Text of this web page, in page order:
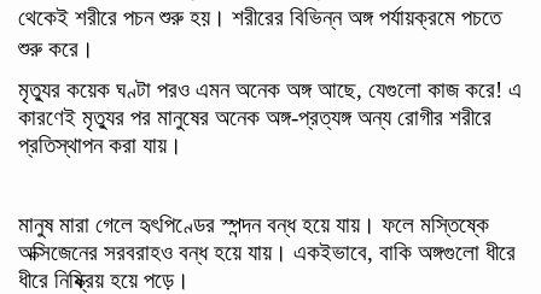
থেকেই শরীরে পচন শুরু হয়। শরীরের বিভিন্ন অঙ্গ পর্যায়ক্রমে পচতে
শুরু করে।
মৃত্যুর কয়েক ঘণ্টা পরও এমন অনেক অঙ্গ আছে, যেগুলো কাজ করে! এ
কারণেই মৃত্যুর পর মানুষের অনেক অঙ্গ-প্রত্যঙ্গ অন্য রোগীর শরীরে
প্রতিস্থাপন করা যায়।
মানুষ মারা গেলে হৃৎপিণ্ডের স্পন্দন বন্ধ হয়ে যায়। ফলে মস্তিষ্কে
অক্সিজেনের সরবরাহও বন্ধ হয়ে যায়। একইভাবে, বাকি অঙ্গগুলো ধীরে
ধীরে নিষ্ক্রিয় হয়ে পড়ে।